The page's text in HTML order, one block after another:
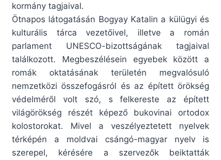
kormány tagjaival.
Ötnapos látogatásán Bogyay Katalin a külügyi és
kulturális tárca vezetőivel, illetve a román
parlament UNESCO-bizottságának tagjaival
találkozott. Megbeszélésein egyebek között a
romák oktatásának területén megvalósuló
nemzetközi összefogásról és az épített örökség
védelméről volt szó, s felkereste az épített
világörökség részét képező bukovinai ortodox
kolostorokat. Mivel a veszélyeztetett nyelvek
térképén a moldvai csángó-magyar nyelv is
szerepel, kérésére a szervezők beiktatták